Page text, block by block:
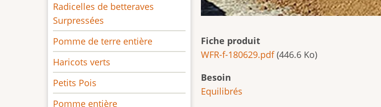
Fiche produit
WFR-f-180629.pdf (446.6 Ko)
Besoin
Equilibrés
Radicelles de betteraves
Surpressées
Pomme de terre entière
Haricots verts
Petits Pois
Pomme entière